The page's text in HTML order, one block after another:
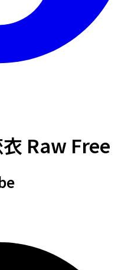
Raw Free